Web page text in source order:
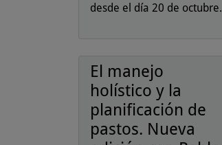
desde el día 20 de octubre.
El manejo
holístico y la
planificación de
pastos. Nueva